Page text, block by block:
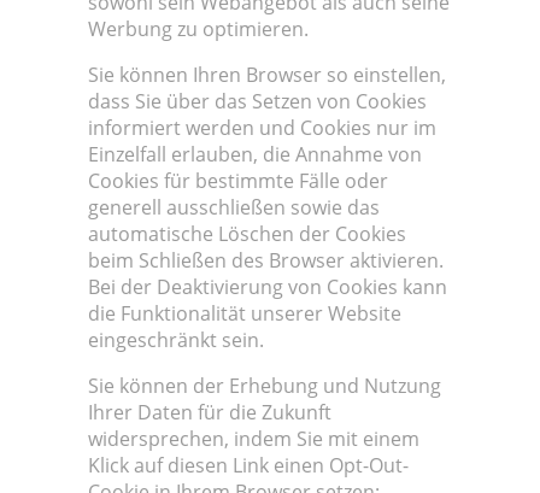
Werbung zu optimieren.
Sie können Ihren Browser so einstellen,
dass Sie über das Setzen von Cookies
informiert werden und Cookies nur im
Einzelfall erlauben, die Annahme von
Cookies für bestimmte Fälle oder
generell ausschließen sowie das
automatische Löschen der Cookies
beim Schließen des Browser aktivieren.
Bei der Deaktivierung von Cookies kann
die Funktionalität unserer Website
eingeschränkt sein.
Sie können der Erhebung und Nutzung
Ihrer Daten für die Zukunft
widersprechen, indem Sie mit einem
Klick auf diesen Link einen Opt-Out-